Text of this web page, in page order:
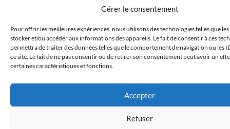
Gérer le consentement
Pour offrir les meilleures expériences, nous utilisons des technologies telles que
stocker et/ou accéder aux informations des appareils. Le fait de consentir à ces
permettra de traiter des données telles que le comportement de navigation ou les
ce site. Le fait de ne pas consentir ou de retirer son consentement peut avoir un
certaines caractéristiques et fonctions.
Accepter
Refuser